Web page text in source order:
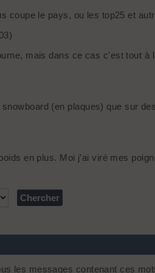
coupe le pays, ou les top25 et
mais dans ce cas c'est tout
(en plaques) que sur
en plus. Moi j'ai viré mes
les messages contenant ces